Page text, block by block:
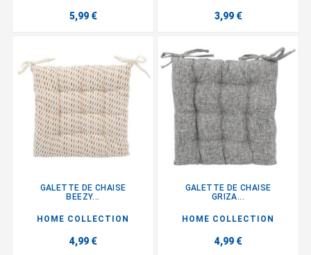
5,99 € 3,99 €
GALETTE DE CHAISE
BEEZY...
HOME COLLECTION
4,99 €
GALETTE DE CHAISE
GRIZA...
HOME COLLECTION
4,99 €